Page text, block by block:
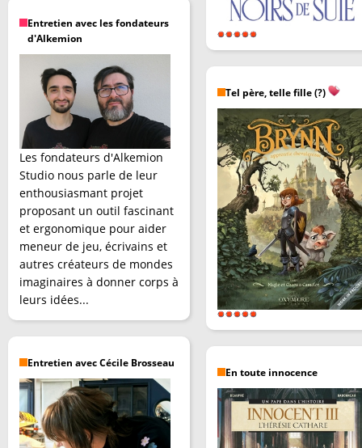
Entretien avec les fondateurs
d'Alkemion
Les fondateurs d'Alkemion
Studio nous parle de leur
enthousiasmant projet
proposant un outil fascinant
et ergonomique pour aider
meneur de jeu, écrivains et
autres créateurs de mondes
imaginaires à donner corps à
leurs idées...
Entretien avec Cécile Brosseau
Tel père, telle fille (?)
En toute innocence